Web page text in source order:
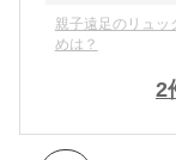
親子遠足のリュッ
めは？
2